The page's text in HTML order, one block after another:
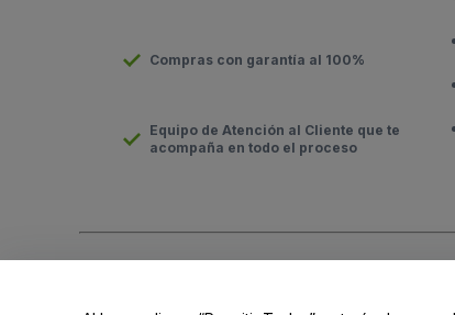
Compras con garantía al 100%
Equipo de Atención al Cliente que te
acompaña en todo el proceso